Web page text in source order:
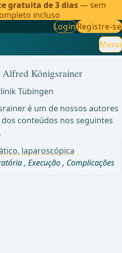
gratuita de 3 dias— sem
incluso
LoginRegistre-se
Menu
Königsrainer
Tübingen
é um de nossos autores
conteúdos nos seguintes
laparoscópica
,Execução, Complicações